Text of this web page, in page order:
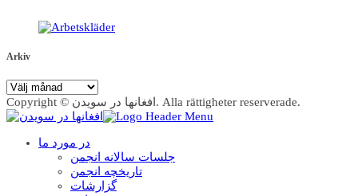
Arkiv
Arkiv
Copyright © افغانها در سویدن. Alla rättigheter reserverade.
در مورد ما
جلسات سالانه انجمن
تاریخچه انجمن
گزارشات